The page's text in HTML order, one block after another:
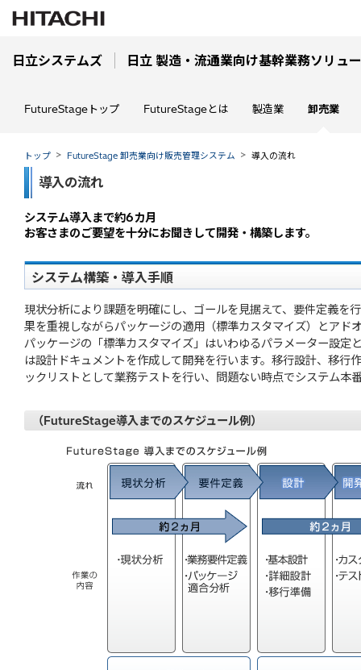
日立システムズ 日立 製造・流通業向け基幹業務ソリュ
FutureStageトップ FutureStageとは 製造業 卸売業
トップ FutureStage 卸売業向け販売管理システム 導入の流れ
導入の流れ
システム導入まで約6カ月
お客さまのご要望を十分にお聞きして開発・構築します。
システム構築・導入手順
現状分析により課題を明確にし、ゴールを見据えて、要件定義を
果を重視しながらパッケージの適用（標準カスタマイズ）とアド
パッケージの「標準カスタマイズ」はいわゆるパラメーター設定
は設計ドキュメントを作成して開発を行います。移行設計、移行
ックリストとして業務テストを行い、問題ない時点でシステム本
（FutureStage導入までのスケジュール例）